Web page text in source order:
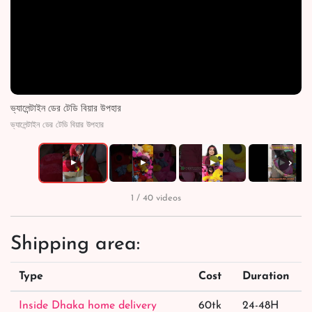
ভ্যালেন্টাইন ডের টেডি বিয়ার উপহার
ভ্যালেন্টাইন ডের টেডি বিয়ার উপহার
▶ ▶ ▶ ▶ ›
1 / 40 videos
Shipping area:
Type Cost Duration
Inside Dhaka home delivery 60tk 24-48H